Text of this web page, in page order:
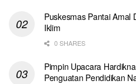
Puskesmas Pantai Amal
Iklim
0 SHARES
Pimpin Upacara
Penguatan Pendidikan